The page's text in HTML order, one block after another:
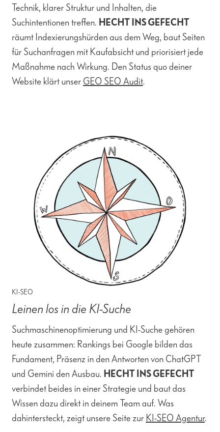
Technik, klarer Struktur und Inhalten, die
Suchintentionen treffen. HECHT INS GEFECHT
räumt Indexierungshürden aus dem Weg, baut Seiten
für Suchanfragen mit Kaufabsicht und priorisiert jede
Maßnahme nach Wirkung. Den Status quo deiner
Website klärt unserGEO SEO Audit.
KI-SEO
Leinen los in die KI-Suche
Suchmaschinenoptimierung und KI-Suche gehören
heute zusammen: Rankings bei Google bilden das
Fundament, Präsenz in den Antworten von ChatGPT
und Gemini den Ausbau. HECHT INS GEFECHT
verbindet beides in einer Strategie und baut das
Wissen dazu direkt in deinem Team auf. Was
dahintersteckt, zeigt unsere Seite zurKI-SEO Agentur.